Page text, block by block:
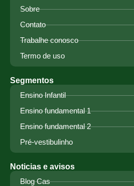
Sobre
Contato
Trabalhe conosco
Termo de uso
Segmentos
Ensino Infantil
Ensino fundamental 1
Ensino fundamental 2
Pré-vestibulinho
Noticias e avisos
Blog Cas